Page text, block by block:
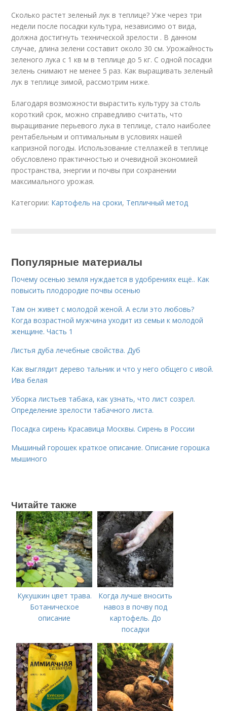
Сколько растет зеленый лук в теплице? Уже через три
недели после посадки культура, независимо от вида,
должна достигнуть технической зрелости . В данном
случае, длина зелени составит около 30 см. Урожайность
зеленого лука с 1 кв м в теплице до 5 кг. С одной посадки
зелень снимают не менее 5 раз. Как выращивать зеленый
лук в теплице зимой, рассмотрим ниже.
Благодаря возможности вырастить культуру за столь
короткий срок, можно справедливо считать, что
выращивание перьевого лука в теплице, стало наиболее
рентабельным и оптимальным в условиях нашей
капризной погоды. Использование стеллажей в теплице
обусловлено практичностью и очевидной экономией
пространства, энергии и почвы при сохранении
максимального урожая.
Категории: Картофель на сроки, Тепличный метод
Популярные материалы
Почему осенью земля нуждается в удобрениях ещё.. Как
повысить плодородие почвы осенью
Там он живет с молодой женой. А если это любовь?
Когда возрастной мужчина уходит из семьи к молодой
женщине. Часть 1
Листья дуба лечебные свойства. Дуб
Как выглядит дерево тальник и что у него общего с ивой.
Ива белая
Уборка листьев табака, как узнать, что лист созрел.
Определение зрелости табачного листа.
Посадка сирень Красавица Москвы. Сирень в России
Мышиный горошек краткое описание. Описание горошка
мышиного
Читайте также
Кукушкин цвет трава.
Ботаническое
описание
Когда лучше вносить
навоз в почву под
картофель. До
посадки